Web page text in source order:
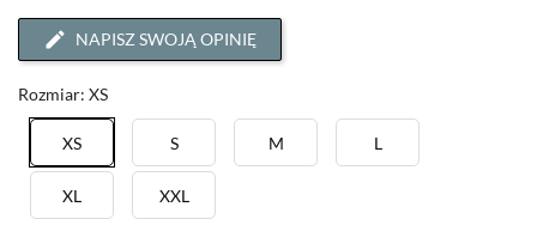
NAPISZ SWOJĄ OPINIĘ
Rozmiar: XS
XS S M L
XL XXL